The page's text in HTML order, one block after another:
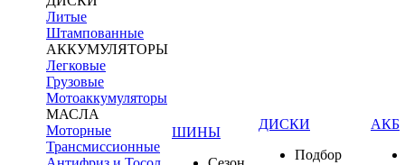
Литые
Штампованные
АККУМУЛЯТОРЫ
Легковые
Грузовые
Мотоаккумуляторы
МАСЛА
Моторные
Трансмиссионные
ШИНЫ
ДИСКИ
Подбор
АКБ